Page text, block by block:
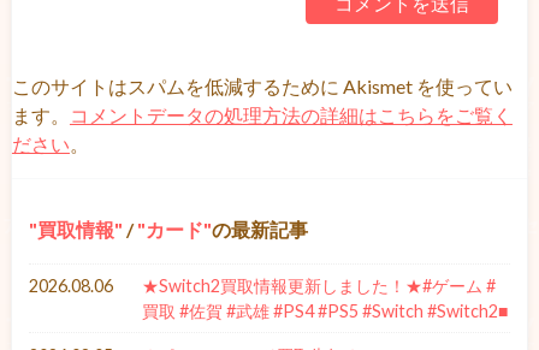
このサイトはスパムを低減するために Akismet を使ってい
ます。
コメントデータの処理方法の詳細はこちらをご覧く
ださい
買取情報 / カード の最新記事
2026.08.06
★Switch2買取情報更新しました！★#ゲーム #
買取 #佐賀 #武雄 #PS4 #PS5 #Switch #Switch2■